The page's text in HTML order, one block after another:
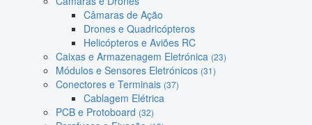
Câmaras de Ação
Drones e Quadricópteros
Helicópteros e Aviões RC
Caixas e Armazenagem Eletrónica (23)
Módulos e Sensores Eletrónicos (31)
Conectores e Terminais (37)
Cablagem Elétrica
PCB e Protoboard (32)